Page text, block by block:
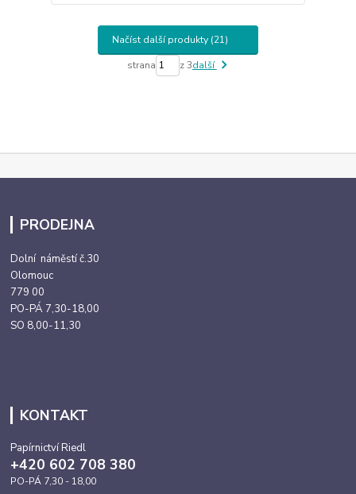
Načíst další produkty (21)
strana z 3další
PRODEJNA
Dolní náměstí č.30
Olomouc
779 00
PO-PÁ 7,30-18,00
SO 8,00-11,30
KONTAKT
Papírnictví Riedl
+420 602 708 380
PO-PÁ 7,30 - 18,00